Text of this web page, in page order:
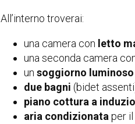
All’interno troverai:
una camera con letto
una seconda camera
un soggiorno luminoso
due bagni (bidet
piano cottura a
aria condizionata per